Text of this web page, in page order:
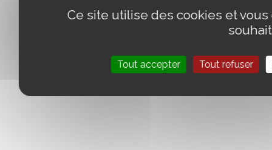
Ce site utilise des cookies et
Tout accepter Tout refuser